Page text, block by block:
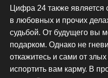
Цифра 24 также является
в любовных и прочих
судьбой. От будущего вы
подарком. Однако не
откажитесь и сами от
испортить вам карму. В